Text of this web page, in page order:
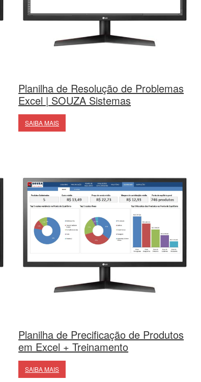
Planilha de Resolução de Problemas
Excel | SOUZA Sistemas
SAIBA MAIS
Planilha de Precificação de Produtos
em Excel + Treinamento
SAIBA MAIS